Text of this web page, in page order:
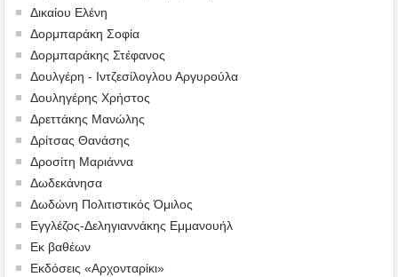
Δικαίου Ελένη
Δορμπαράκη Σοφία
Δορμπαράκης Στέφανος
Δουλγέρη - Ιντζεσίλογλου Αργυρούλα
Δουληγέρης Χρήστος
Δρεττάκης Μανώλης
Δρίτσας Θανάσης
Δροσίτη Μαριάννα
Δωδεκάνησα
Δωδώνη Πολιτιστικός Όμιλος
Εγγλέζος-Δεληγιαννάκης Εμμανουήλ
Εκ βαθέων
Εκδόσεις «Αρχονταρίκι»